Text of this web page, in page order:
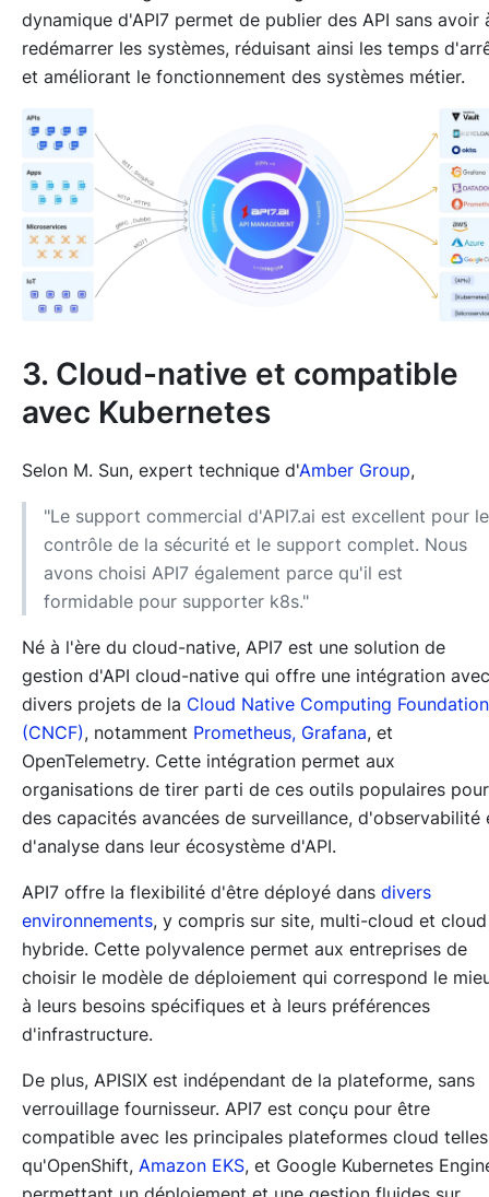
dynamique d'API7 permet de publier des API sans avoir
redémarrer les systèmes, réduisant ainsi les temps
et améliorant le fonctionnement des systèmes métier.
3. Cloud-native et compatible
avec Kubernetes
Selon M. Sun, expert technique d'Amber Group,
"Le support commercial d'API7.ai est excellent pour le
contrôle de la sécurité et le support complet. Nous
avons choisi API7 également parce qu'il est
formidable pour supporter k8s."
Né à l'ère du cloud-native, API7 est une solution de
gestion d'API cloud-native qui offre une intégration avec
divers projets de la Cloud Native Computing Foundation
(CNCF), notamment Prometheus, Grafana, et
OpenTelemetry. Cette intégration permet aux
organisations de tirer parti de ces outils populaires pour
des capacités avancées de surveillance, d'observabilité
d'analyse dans leur écosystème d'API.
API7 offre la flexibilité d'être déployé dans divers
environnements, y compris sur site, multi-cloud et cloud
hybride. Cette polyvalence permet aux entreprises de
choisir le modèle de déploiement qui correspond le
à leurs besoins spécifiques et à leurs préférences
d'infrastructure.
De plus, APISIX est indépendant de la plateforme, sans
verrouillage fournisseur. API7 est conçu pour être
compatible avec les principales plateformes cloud telles
qu'OpenShift, Amazon EKS, et Google Kubernetes